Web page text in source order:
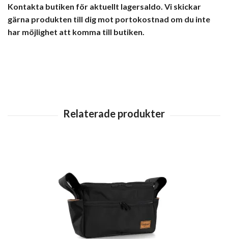
Kontakta butiken för aktuellt lagersaldo. Vi skickar
gärna produkten till dig mot portokostnad om du inte
har möjlighet att komma till butiken.